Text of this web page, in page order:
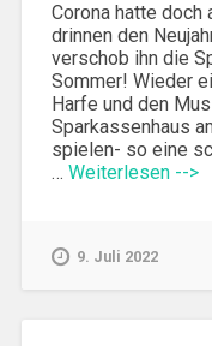
Corona hatte doch
drinnen den
verschob ihn die
Sommer! Wieder
Harfe und den
Sparkassenhaus
spielen- so eine
… Weiterlesen -->
9. Juli 2022